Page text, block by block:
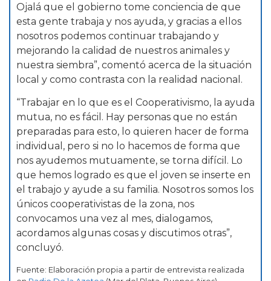
Ojalá que el gobierno tome conciencia de que
esta gente trabaja y nos ayuda, y gracias a ellos
nosotros podemos continuar trabajando y
mejorando la calidad de nuestros animales y
nuestra siembra”, comentó acerca de la situación
local y como contrasta con la realidad nacional.
“Trabajar en lo que es el Cooperativismo, la ayuda
mutua, no es fácil. Hay personas que no están
preparadas para esto, lo quieren hacer de forma
individual, pero si no lo hacemos de forma que
nos ayudemos mutuamente, se torna difícil. Lo
que hemos logrado es que el joven se inserte en
el trabajo y ayude a su familia. Nosotros somos los
únicos cooperativistas de la zona, nos
convocamos una vez al mes, dialogamos,
acordamos algunas cosas y discutimos otras”,
concluyó.
Fuente: Elaboración propia a partir de entrevista realizada